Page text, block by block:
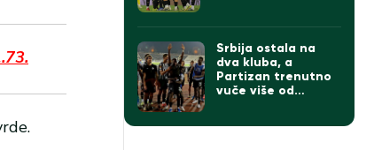
Srbija ostala na
dva kluba, a
Partizan trenutno
vuče više od